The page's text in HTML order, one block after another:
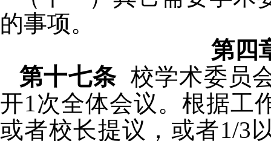
的事项。
第四
第十七条 校学术委员
开1次全体会议。根据工
或者校长提议，或者1/3